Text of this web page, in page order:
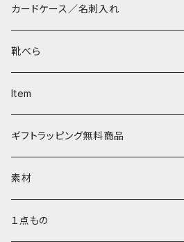
マペン
薄財布
タシュイー
コインケース
ディバ
ワンタッチ コインケース
ダイアパース
タシュイー
ダブルフラップ
コインキャッチ
巾着バッグ
ショルダーバッグ
トートバッグ
チェーンバッグ
パッチン キーリング
ダルマキーリング
３つ折りキーケース
リールキーケース
キーリング
キーキャップ
カードケース／名刺入れ
靴べら
Item
リップケース
ティッシュポーチ
AirPods ケース
ギフトラッピング無料商品
素材
サドルプルアップレザー
１点もの